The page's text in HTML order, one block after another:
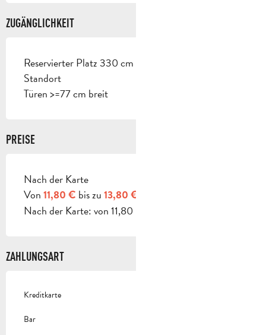
ZUGÄNGLICHKEIT
Reservierter Platz 330 cm breit < 100 m vom
Standort
Türen >=77 cm breit
PREISE
PREISE 2026
Nach der Karte
Von 11,80 € bis zu 13,80 €
Nach der Karte: von 11,80 bis 13,80 €.
ZAHLUNGSART
Kreditkarte
Bar